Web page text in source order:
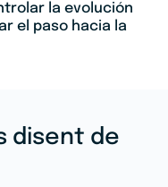
la evolución
el paso hacia la
disent de